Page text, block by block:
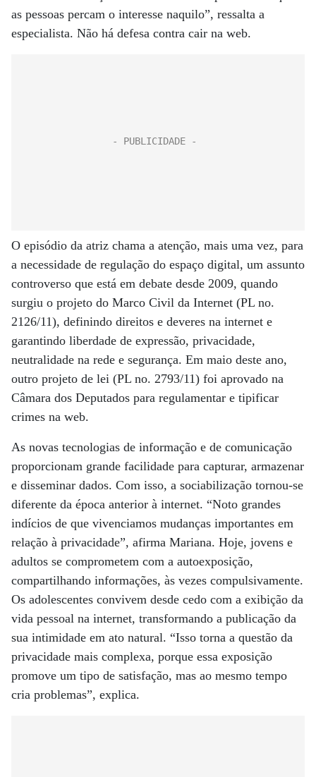
as pessoas percam o interesse naquilo”, ressalta a
especialista. Não há defesa contra cair na web.
O episódio da atriz chama a atenção, mais uma vez, para
a necessidade de regulação do espaço digital, um assunto
controverso que está em debate desde 2009, quando
surgiu o projeto do Marco Civil da Internet (PL no.
2126/11), definindo direitos e deveres na internet e
garantindo liberdade de expressão, privacidade,
neutralidade na rede e segurança. Em maio deste ano,
outro projeto de lei (PL no. 2793/11) foi aprovado na
Câmara dos Deputados para regulamentar e tipificar
crimes na web.
As novas tecnologias de informação e de comunicação
proporcionam grande facilidade para capturar, armazenar
e disseminar dados. Com isso, a sociabilização tornou-se
diferente da época anterior à internet. “Noto grandes
indícios de que vivenciamos mudanças importantes em
relação à privacidade”, afirma Mariana. Hoje, jovens e
adultos se comprometem com a autoexposição,
compartilhando informações, às vezes compulsivamente.
Os adolescentes convivem desde cedo com a exibição da
vida pessoal na internet, transformando a publicação da
sua intimidade em ato natural. “Isso torna a questão da
privacidade mais complexa, porque essa exposição
promove um tipo de satisfação, mas ao mesmo tempo
cria problemas”, explica.